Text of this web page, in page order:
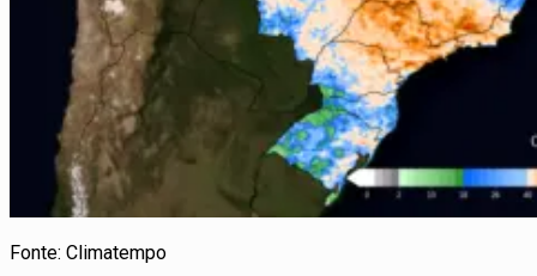
Fonte: Climatempo